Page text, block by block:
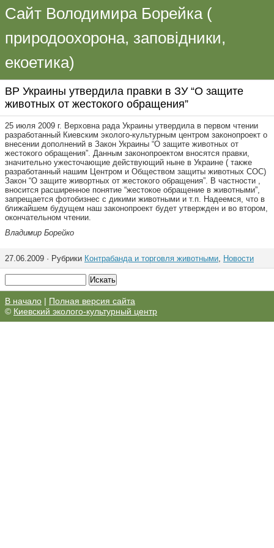
Сайт Володимира Борейка (
природоохорона, заповідники,
екоетика)
ВР Украины утвердила правки в ЗУ “О защите
животных от жестокого обращения”
25 июля 2009 г. Верховна рада Украины утвердила в первом чтении
разработанный Киевским эколого-культурным центром законопроект о
внесении дополнений в Закон Украины “О защите животных от
жестокого обращения”. Данным законопроектом вносятся правки,
значительно ужесточающие действующий ныне в Украине ( также
разработанный нашим Центром и Обществом защиты животных СОС)
Закон “О защите живортных от жестокого обращения”. В частности ,
вносится расширенное понятие “жестокое обращение в животными”,
запрещается фотобизнес с дикими животными и т.п. Надеемся, что в
ближайшем будущем наш законопроект будет утвержден и во втором,
окончательном чтении.
Владимир Борейко
27.06.2009 · Рубрики Контрабанда и торговля животными, Новости
В начало | Полная версия сайта
© Киевский эколого-культурный центр